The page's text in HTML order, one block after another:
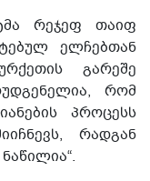
რეჯეფ თაიფ
ელჩებთან
გარეშე
რომ
პროცესს
რადგან